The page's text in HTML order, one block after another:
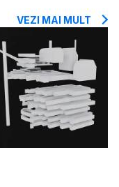
VEZI MAI MULT